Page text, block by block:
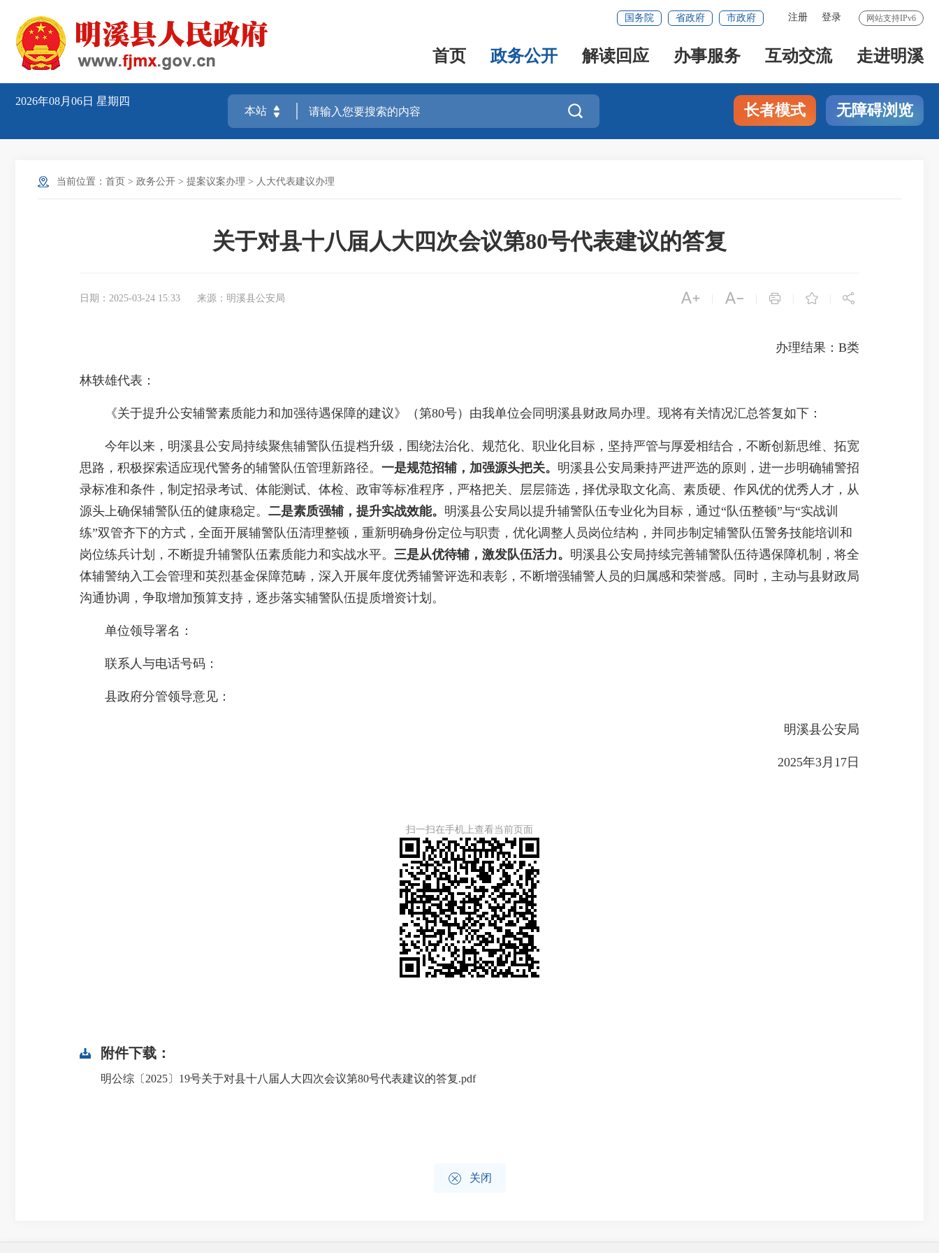
网站支持IPv6
注册 登录
国务院 省政府 市政府
首页 政务公开 解读回应 办事服务 互动交流 走进明溪
2026年08月06日 星期四
 长者模式 无障碍浏览
当前位置： 首页 > 政务公开 > 提案议案办理 > 人大代表建议办理
关于对县十八届人大四次会议第80号代表建议的答复
日期：2025-03-24 15:33 来源：明溪县公安局     
办理结果：B类
林轶雄代表：
《关于提升公安辅警素质能力和加强待遇保障的建议》（第80号）由我单位会同明溪县财政局办理。现将有关情况汇总答复如下：
今年以来，明溪县公安局持续聚焦辅警队伍提档升级，围绕法治化、规范化、职业化目标，坚持严管与厚爱相结合，不断创新思维、拓宽
思路，积极探索适应现代警务的辅警队伍管理新路径。 一是规范招辅，加强源头把关。 明溪县公安局秉持严进严选的原则，进一步明确辅警招
录标准和条件，制定招录考试、体能测试、体检、政审等标准程序，严格把关、层层筛选，择优录取文化高、素质硬、作风优的优秀人才，从
源头上确保辅警队伍的健康稳定。 二是素质强辅，提升实战效能。 明溪县公安局以提升辅警队伍专业化为目标，通过“队伍整顿”与“实战训
练”双管齐下的方式，全面开展辅警队伍清理整顿，重新明确身份定位与职责，优化调整人员岗位结构，并同步制定辅警队伍警务技能培训和
岗位练兵计划，不断提升辅警队伍素质能力和实战水平。 三是从优待辅，激发队伍活力。 明溪县公安局持续完善辅警队伍待遇保障机制，将全
体辅警纳入工会管理和英烈基金保障范畴，深入开展年度优秀辅警评选和表彰，不断增强辅警人员的归属感和荣誉感。同时，主动与县财政局
沟通协调，争取增加预算支持，逐步落实辅警队伍提质增资计划。
单位领导署名：
联系人与电话号码：
县政府分管领导意见：
明溪县公安局
2025年3月17日
扫一扫在手机上查看当前页面
附件下载：
明公综〔2025〕19号关于对县十八届人大四次会议第80号代表建议的答复.pdf
 关闭